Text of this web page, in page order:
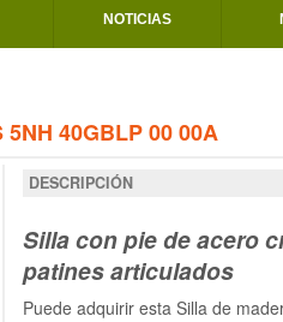
NOTICIAS
5NH 40GBLP 00 00A
DESCRIPCIÓN
Silla con pie de acero
patines articulados
Puede adquirir esta Silla de